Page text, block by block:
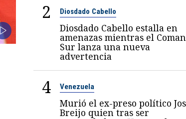
2 Diosdado Cabello
Diosdado Cabello estalla en
amenazas mientras el
Sur lanza una nueva
advertencia
4 Venezuela
Murió el ex-preso político
Breijo quien tras ser